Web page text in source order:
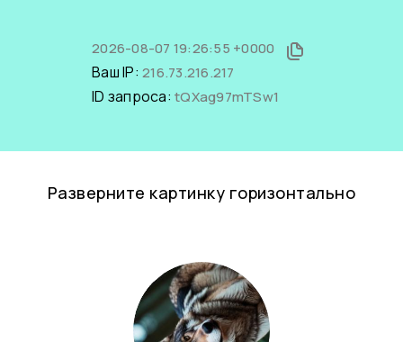
2026-08-07 19:26:55 +0000
Ваш IP: 216.73.216.217
ID запроса: tQXag97mTSw1
Разверните картинку горизонтально